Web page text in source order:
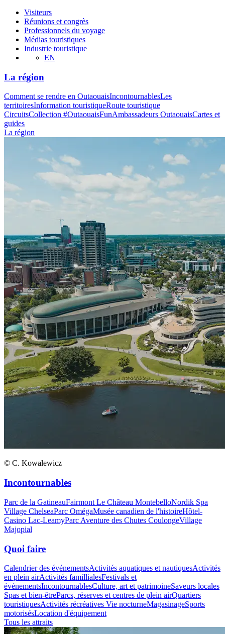
Visiteurs
Réunions et congrès
Professionnels du voyage
Médias touristiques
Industrie touristique
EN
La région
Comment se rendre en OutaouaisIncontournablesLes
territoiresInformation touristiqueRoute touristique
CircuitsCollection #OutaouaisFunAmbassadeurs OutaouaisCartes et
guides
La région
© C. Kowalewicz
Incontournables
Parc de la GatineauFairmont Le Château MontebelloNordik Spa
Village ChelseaParc OmégaMusée canadien de l'histoireHôtel-
Casino Lac-LeamyParc Aventure des Chutes CoulongeVillage
Majopial
Quoi faire
Calendrier des événementsActivités aquatiques et nautiquesActivités
en plein airActivités famillialesFestivals et
événementsIncontournablesCulture, art et patrimoineSaveurs locales
Spas et bien-êtreParcs, réserves et centres de plein airQuartiers
touristiquesActivités récréatives Vie nocturneMagasinageSports
motorisésLocation d'équipement
Tous les attraits